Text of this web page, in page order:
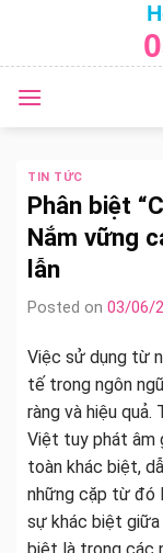
content
TIN TỨC
Phân biệt
Nắm vững
lẫn
Posted on 03/06/
Việc sử dụng từ
tế trong ngôn
ràng và hiệu
Việt tuy phát âm
toàn khác biệt,
những cặp từ đó
sự khác biệt giữa